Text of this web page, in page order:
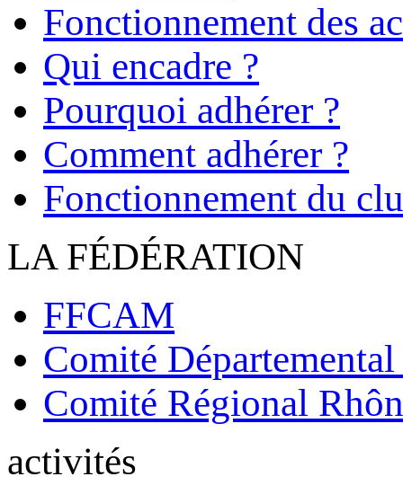
Fonctionnement des
Qui encadre ?
Pourquoi adhérer ?
Comment adhérer ?
Fonctionnement du
LA FÉDÉRATION
FFCAM
Comité
Comité Régional
activités